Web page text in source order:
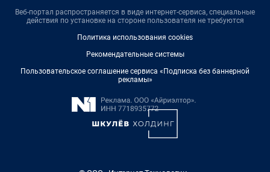
Веб-портал распространяется в виде интернет-сервиса, специальные
действия по установке на стороне пользователя не требуются
Политика использования cookies
Рекомендательные системы
Пользовательское соглашение сервиса «Подписка без баннерной
рекламы»